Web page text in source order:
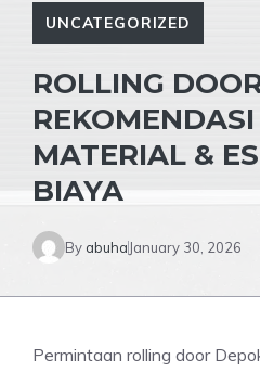
UNCATEGORIZED
ROLLING
MATERIAL &
BIAYA
By abuha January 30, 2026
Permintaan rolling door